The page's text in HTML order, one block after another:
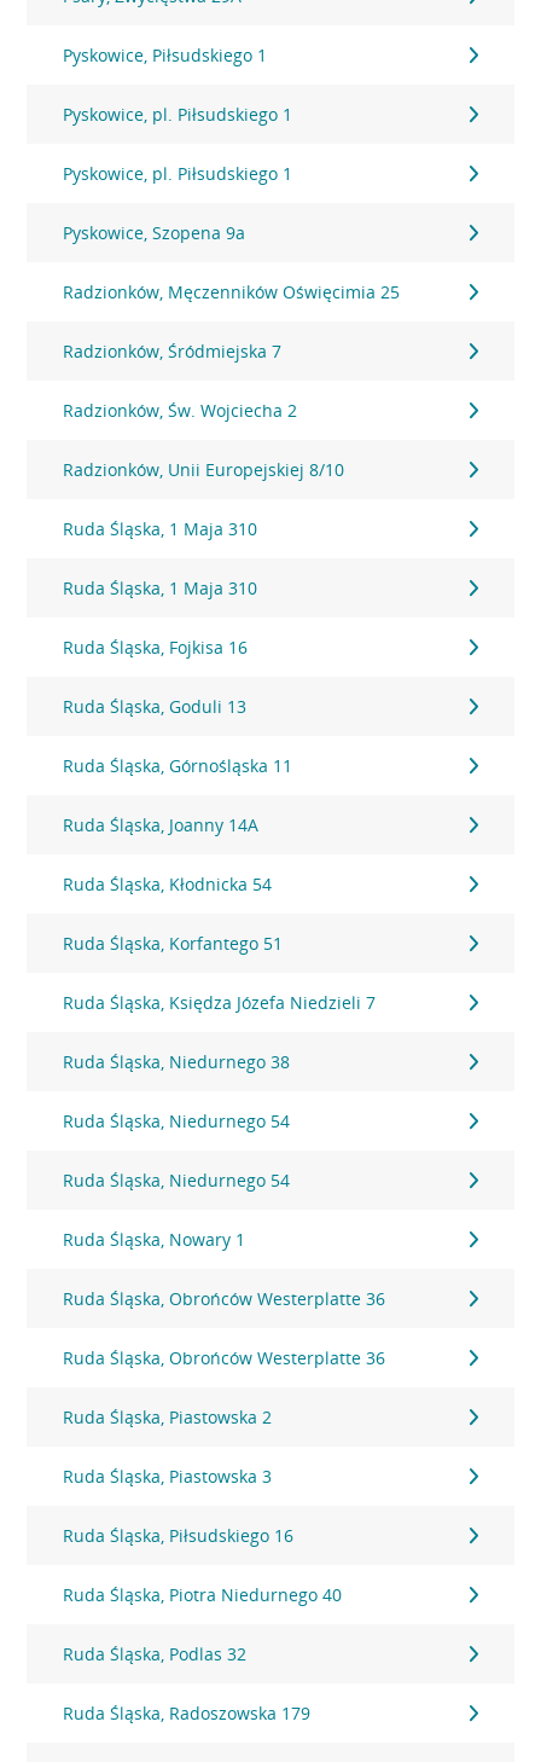
Pyskowice, Piłsudskiego 1
Pyskowice, pl. Piłsudskiego 1
Pyskowice, pl. Piłsudskiego 1
Pyskowice, Szopena 9a
Radzionków, Męczenników Oświęcimia 25
Radzionków, Śródmiejska 7
Radzionków, Św. Wojciecha 2
Radzionków, Unii Europejskiej 8/10
Ruda Śląska, 1 Maja 310
Ruda Śląska, 1 Maja 310
Ruda Śląska, Fojkisa 16
Ruda Śląska, Goduli 13
Ruda Śląska, Górnośląska 11
Ruda Śląska, Joanny 14A
Ruda Śląska, Kłodnicka 54
Ruda Śląska, Korfantego 51
Ruda Śląska, Księdza Józefa Niedzieli 7
Ruda Śląska, Niedurnego 38
Ruda Śląska, Niedurnego 54
Ruda Śląska, Niedurnego 54
Ruda Śląska, Nowary 1
Ruda Śląska, Obrońców Westerplatte 36
Ruda Śląska, Obrońców Westerplatte 36
Ruda Śląska, Piastowska 2
Ruda Śląska, Piastowska 3
Ruda Śląska, Piłsudskiego 16
Ruda Śląska, Piotra Niedurnego 40
Ruda Śląska, Podlas 32
Ruda Śląska, Radoszowska 179